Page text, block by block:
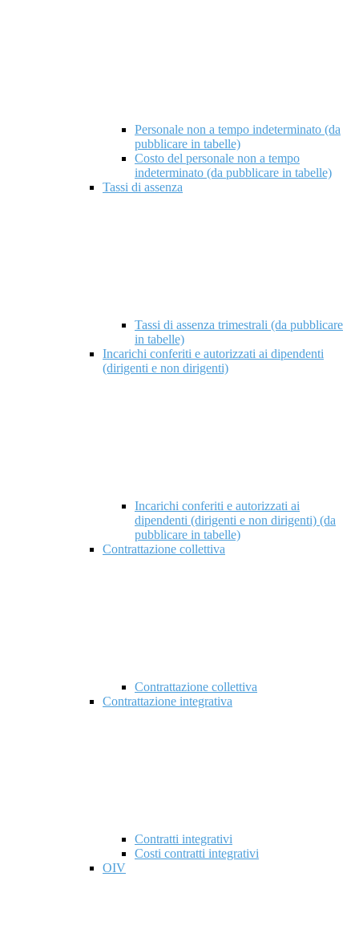
Personale non a tempo indeterminato (da
pubblicare in tabelle)
Costo del personale non a tempo
indeterminato (da pubblicare in tabelle)
Tassi di assenza
Tassi di assenza trimestrali (da pubblicare
in tabelle)
Incarichi conferiti e autorizzati ai dipendenti
(dirigenti e non dirigenti)
Incarichi conferiti e autorizzati ai
dipendenti (dirigenti e non dirigenti) (da
pubblicare in tabelle)
Contrattazione collettiva
Contrattazione collettiva
Contrattazione integrativa
Contratti integrativi
Costi contratti integrativi
OIV